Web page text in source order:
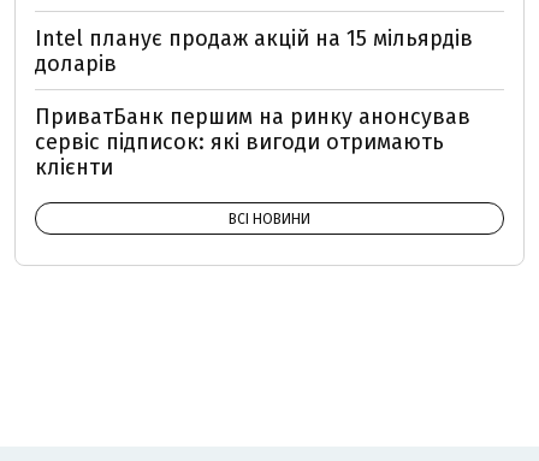
Intel планує продаж акцій на 15 мільярдів
доларів
ПриватБанк першим на ринку анонсував
сервіс підписок: які вигоди отримають
клієнти
ВСІ НОВИНИ